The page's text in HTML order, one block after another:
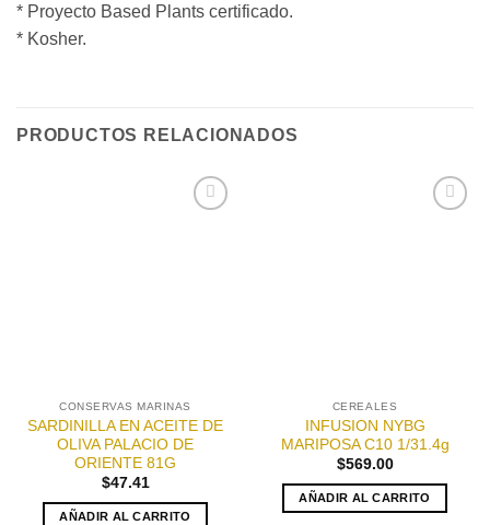
* Proyecto Based Plants certificado.
* Kosher.
PRODUCTOS RELACIONADOS
CONSERVAS MARINAS
SARDINILLA EN ACEITE DE
OLIVA PALACIO DE
ORIENTE 81G
$47.41
AÑADIR AL CARRITO
CEREALES
INFUSION NYBG
MARIPOSA C10 1/31.4g
$569.00
AÑADIR AL CARRITO